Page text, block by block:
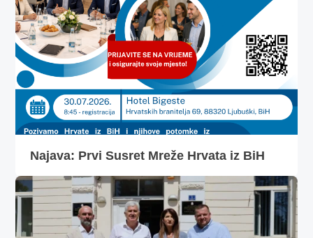
Najava: Prvi Susret Mreže Hrvata iz BiH